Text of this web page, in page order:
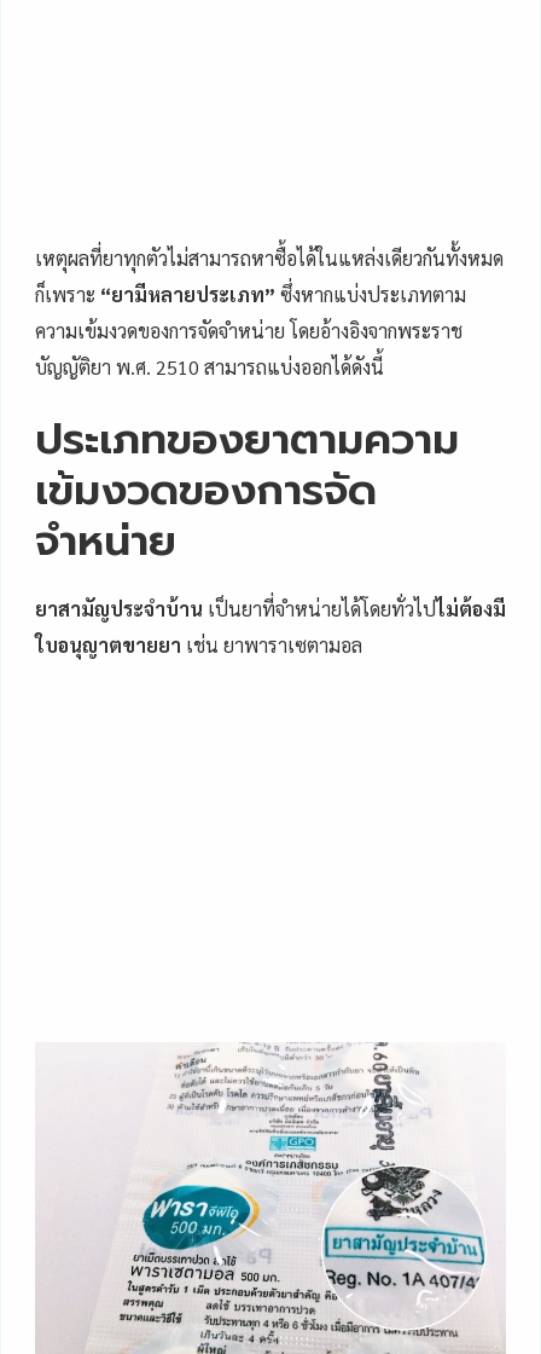
เหตุผลที่ยาทุกตัวไม่สามารถหาซื้อได้ในแหล่งเดียวกันทั้งหมด
ก็เพราะ “ยามีหลายประเภท” ซึ่งหากแบ่งประเภทตาม
ความเข้มงวดของการจัดจำหน่าย โดยอ้างอิงจากพระราช
บัญญัติยา พ.ศ. 2510 สามารถแบ่งออกได้ดังนี้
ประเภทของยาตามความ
เข้มงวดของการจัด
จำหน่าย
ยาสามัญประจำบ้าน เป็นยาที่จำหน่ายได้โดยทั่วไปไม่ต้องมี
ใบอนุญาตขายยา เช่น ยาพาราเซตามอล